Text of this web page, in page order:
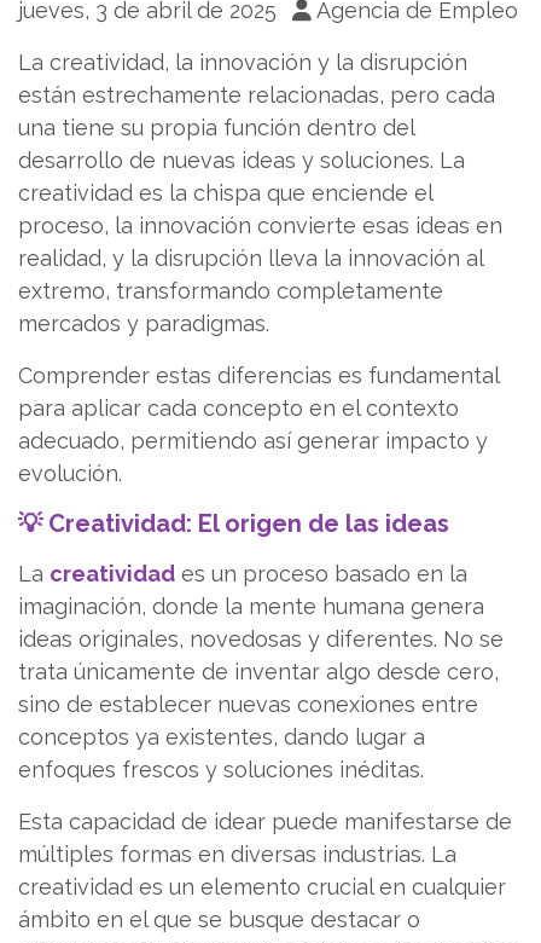
jueves, 3 de abril de 2025 Agencia de Empleo
La creatividad, la innovación y la disrupción
están estrechamente relacionadas, pero cada
una tiene su propia función dentro del
desarrollo de nuevas ideas y soluciones. La
creatividad es la chispa que enciende el
proceso, la innovación convierte esas ideas en
realidad, y la disrupción lleva la innovación al
extremo, transformando completamente
mercados y paradigmas.
Comprender estas diferencias es fundamental
para aplicar cada concepto en el contexto
adecuado, permitiendo así generar impacto y
evolución.
💡 Creatividad: El origen de las ideas
La creatividad es un proceso basado en la
imaginación, donde la mente humana genera
ideas originales, novedosas y diferentes. No se
trata únicamente de inventar algo desde cero,
sino de establecer nuevas conexiones entre
conceptos ya existentes, dando lugar a
enfoques frescos y soluciones inéditas.
Esta capacidad de idear puede manifestarse de
múltiples formas en diversas industrias. La
creatividad es un elemento crucial en cualquier
ámbito en el que se busque destacar o